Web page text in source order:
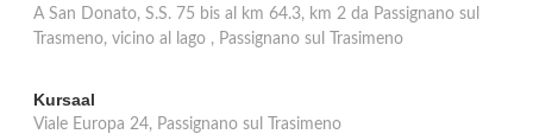
A San Donato, S.S. 75 bis al km 64.3, km 2 da Passignano sul
Trasmeno, vicino al lago , Passignano sul Trasimeno
Kursaal
Viale Europa 24, Passignano sul Trasimeno